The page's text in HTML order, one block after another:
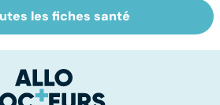
Le magnésium,
un oligo-élément
les fiches santé